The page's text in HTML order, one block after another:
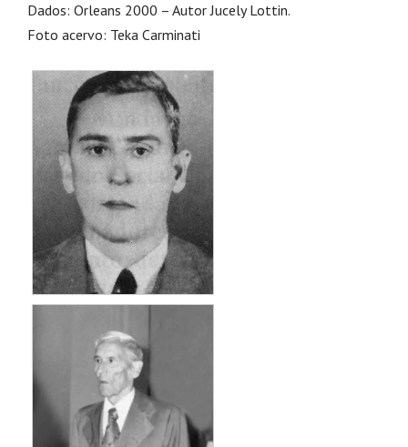
Dados: Orleans 2000 – Autor Jucely Lottin.
Foto acervo: Teka Carminati